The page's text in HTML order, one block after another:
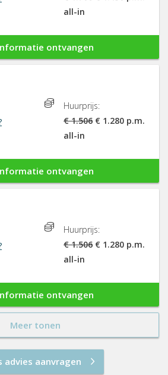
all-in
ontvangen
Huurprijs:
€ 1.506 € 1.280 p.m.
all-in
ontvangen
Huurprijs:
€ 1.506 € 1.280 p.m.
all-in
ontvangen
Meer tonen
advies aanvragen